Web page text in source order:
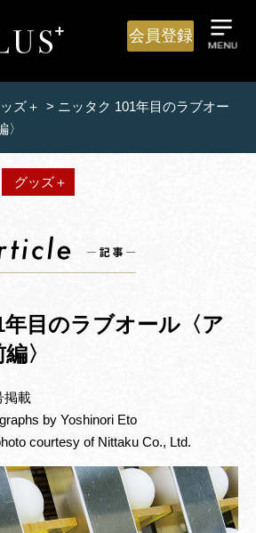
会員登録
ズ＋ > ニッタク 101年目のラブオー
グッズ＋
目のラブオール〈ア
〉
掲載
by Yoshinori Eto
courtesy of Nittaku Co., Ltd.